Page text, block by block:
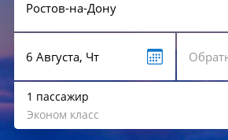
1 пассажир
Эконом класс